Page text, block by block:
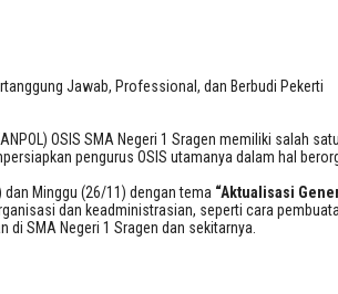
Jawab, Professional, dan Berbudi Pekerti
OSIS SMA Negeri 1 Sragen memiliki salah
pengurus OSIS utamanya dalam hal
dan Minggu (26/11) dengan tema “Aktualisasi
dan keadministrasian, seperti cara
SMA Negeri 1 Sragen dan sekitarnya.